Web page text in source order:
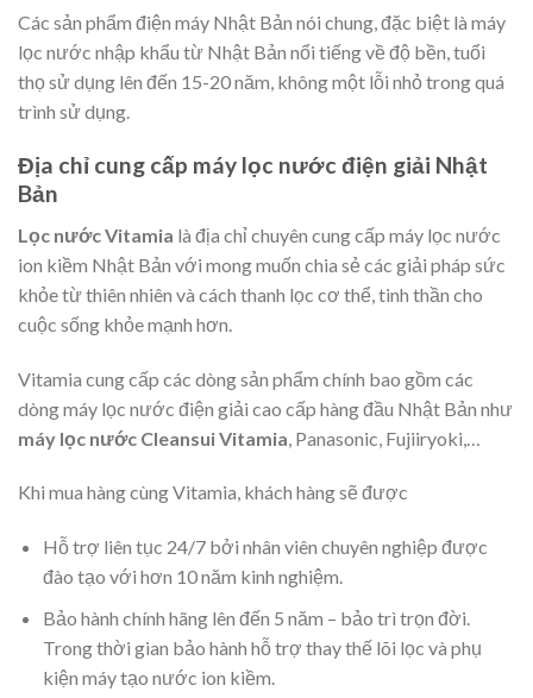
Các sản phẩm điện máy Nhật Bản nói chung, đặc biệt là máy
lọc nước nhập khẩu từ Nhật Bản nổi tiếng về độ bền, tuổi
thọ sử dụng lên đến 15-20 năm, không một lỗi nhỏ trong quá
trình sử dụng.
Địa chỉ cung cấp máy lọc nước điện giải Nhật
Bản
Lọc nước Vitamia là địa chỉ chuyên cung cấp máy lọc nước
ion kiềm Nhật Bản với mong muốn chia sẻ các giải pháp sức
khỏe từ thiên nhiên và cách thanh lọc cơ thể, tinh thần cho
cuộc sống khỏe mạnh hơn.
Vitamia cung cấp các dòng sản phẩm chính bao gồm các
dòng máy lọc nước điện giải cao cấp hàng đầu Nhật Bản như
máy lọc nước Cleansui Vitamia , Panasonic, Fujiiryoki,…
Khi mua hàng cùng Vitamia, khách hàng sẽ được
Hỗ trợ liên tục 24/7 bởi nhân viên chuyên nghiệp được
đào tạo với hơn 10 năm kinh nghiệm.
Bảo hành chính hãng lên đến 5 năm – bảo trì trọn đời.
Trong thời gian bảo hành hỗ trợ thay thế lõi lọc và phụ
kiện máy tạo nước ion kiềm.